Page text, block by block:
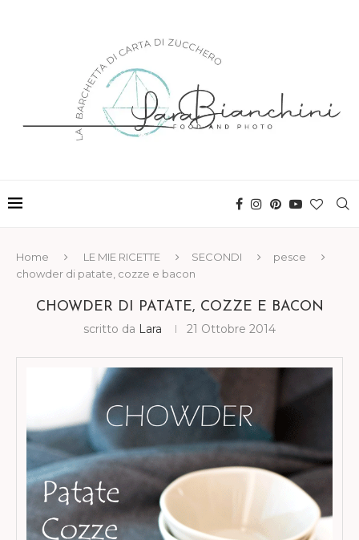
Home LE MIE RICETTE SECONDI
pesce
chowder di patate, cozze e bacon
CHOWDER DI PATATE, COZZE E BACON
scritto da Lara 21 Ottobre 2014